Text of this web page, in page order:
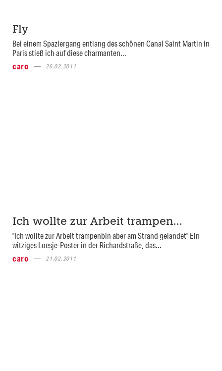
Fly
Bei einem Spaziergang entlang des schönen Canal Saint Martin in
Paris stieß ich auf diese charmanten...
caro
26.02.2011
Ich wollte zur Arbeit trampen…
"Ich wollte zur Arbeit trampenbin aber am Strand gelandet" Ein
witziges Loesje-Poster in der Richardstraße, das...
caro
21.02.2011